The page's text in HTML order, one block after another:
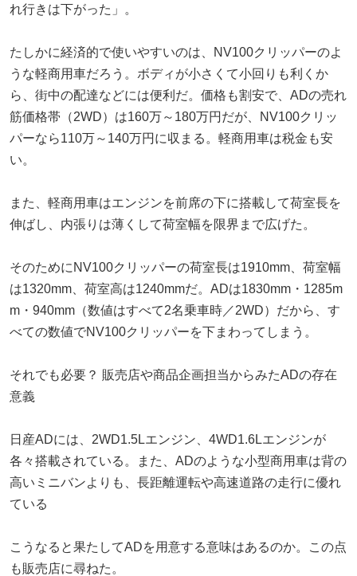
れ行きは下がった」。
たしかに経済的で使いやすいのは、NV100クリッパーのよ
うな軽商用車だろう。ボディが小さくて小回りも利くか
ら、街中の配達などには便利だ。価格も割安で、ADの売れ
筋価格帯（2WD）は160万～180万円だが、NV100クリッ
パーなら110万～140万円に収まる。軽商用車は税金も安
い。
また、軽商用車はエンジンを前席の下に搭載して荷室長を
伸ばし、内張りは薄くして荷室幅を限界まで広げた。
そのためにNV100クリッパーの荷室長は1910mm、荷室幅
は1320mm、荷室高は1240mmだ。ADは1830mm・1285m
m・940mm（数値はすべて2名乗車時／2WD）だから、す
べての数値でNV100クリッパーを下まわってしまう。
それでも必要？ 販売店や商品企画担当からみたADの存在
意義
日産ADには、2WD1.5Lエンジン、4WD1.6Lエンジンが
各々搭載されている。また、ADのような小型商用車は背の
高いミニバンよりも、長距離運転や高速道路の走行に優れ
ている
こうなると果たしてADを用意する意味はあるのか。この点
も販売店に尋ねた。